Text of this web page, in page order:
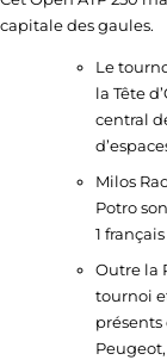
capitale des gaules.
Le
la Tête
central
Milos
Potro
1
Outre la
tournoi
présents